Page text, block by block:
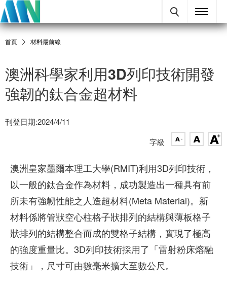
首頁 材料最前線
澳洲科學家利用3D列印技術開發
強韌的鈦合金超材料
刊登日期:2024/4/11
字級
澳洲皇家墨爾本理工大學(RMIT)利用3D列印技術，
以一般的鈦合金作為材料，成功製造出一種具有前
所未有強韌性能之人造超材料(Meta Material)。新
材料係將管狀空心柱格子狀排列的結構與薄板格子
狀排列的結構整合而成的雙格子結構，實現了極高
的強度重量比。3D列印技術採用了「雷射粉床熔融
技術」，尺寸可由數毫米擴大至數公尺。